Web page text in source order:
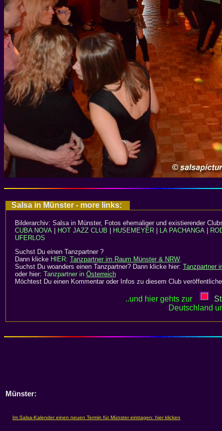
Salsa in Münster - more links:
Bilderarchiv: Salsa in Münster, Fotos ehemaliger und existierender
CUBA NOVA
HOT JAZZ CLUB HUSEMEYER LA PACHANGA
UFERLOS
Suchst Du einen Tanzpartner ?
Dann klicke HIER: Tanzpartner im Raum Münster & NRW.
Suchst Du woanders einen Tanzpartner? Dann klicke hier: Tanzpartner
oder hier: Tanzpartner in Österreich
Möchtest Du einen Kommentar oder Infos zu diesem Club
..und hier gehts zur
Deutschland
Münster: